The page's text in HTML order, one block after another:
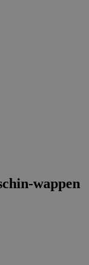
wappen